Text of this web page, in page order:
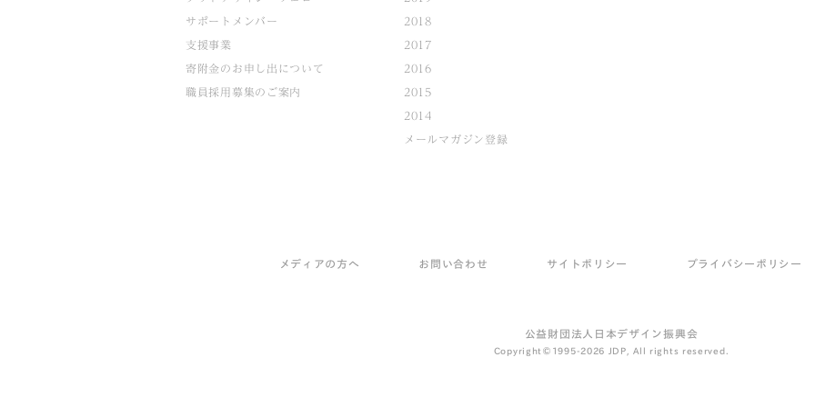
サポートメンバー
支援事業
寄附金のお申し出について
職員採用募集のご案内
2018
2017
2016
2015
2014
メールマガジン登録
メディアの方へ お問い合わせ サイトポリシー プライバシーポリシー
公益財団法人日本デザイン振興会
Copyright©1995-2026 JDP, All rights reserved.